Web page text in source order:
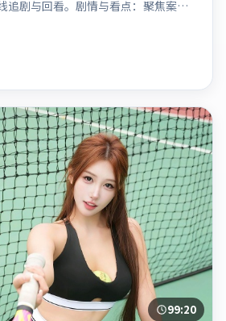
追剧与回看。剧情与看点：聚焦案件
十足，兼具社会观察与戏剧冲突。本
「贾樟柯」「犯罪」「韩国」
上映」等关键词的影迷阅读简介与主
99:20